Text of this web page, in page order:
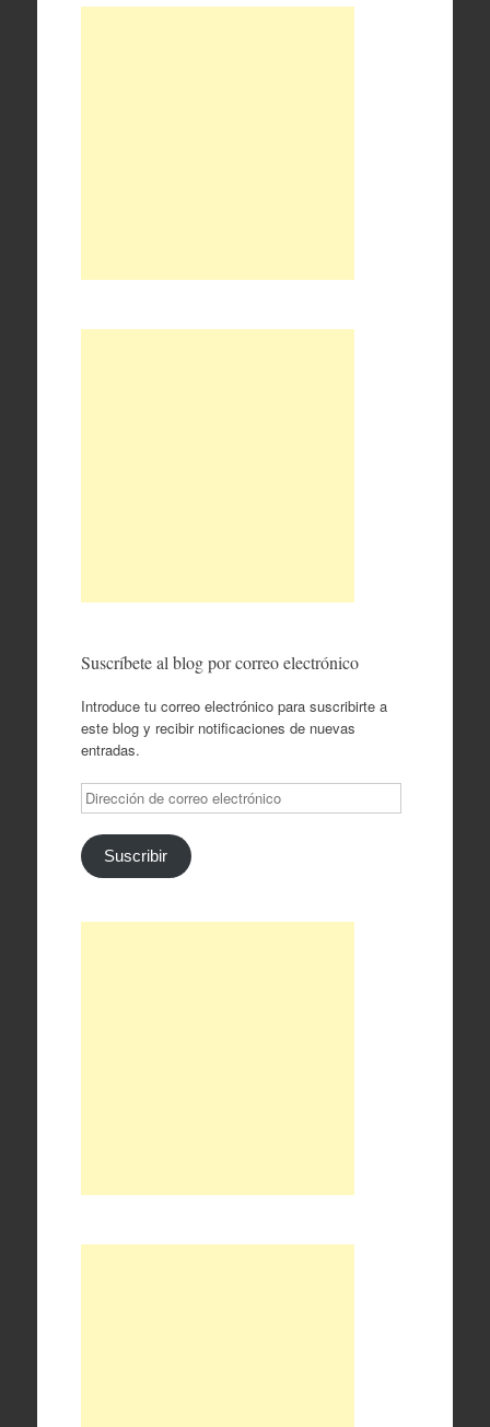
Suscríbete al blog por correo electrónico
Introduce tu correo electrónico para suscribirte a
este blog y recibir notificaciones de nuevas
entradas.
Dirección
de
correo
electrónico
Suscribir